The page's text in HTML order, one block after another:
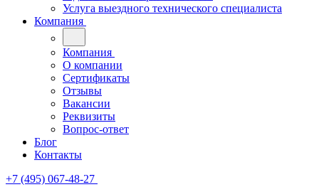
Услуга выездного технического специалиста
Компания
Компания
О компании
Сертификаты
Отзывы
Вакансии
Реквизиты
Вопрос-ответ
Блог
Контакты
+7 (495) 067-48-27